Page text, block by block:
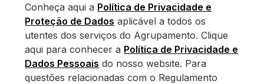
Conheça aqui a Política de Privacidade e
Proteção de Dados aplicável a todos os
utentes dos serviços do Agrupamento. Clique
aqui para conhecer a Política de Privacidade e
Dados Pessoais do nosso website. Para
questões relacionadas com o Regulamento